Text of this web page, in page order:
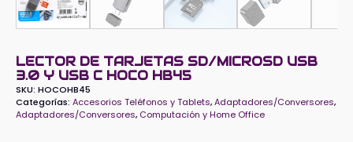
LECTOR DE TARJETAS SD/MICROSD USB
3.0 Y USB C HOCO HB45
SKU: HOCOHB45
Categorías: Accesorios Teléfonos y Tablets,Adaptadores/Conversores,
Adaptadores/Conversores, Computación y Home Office